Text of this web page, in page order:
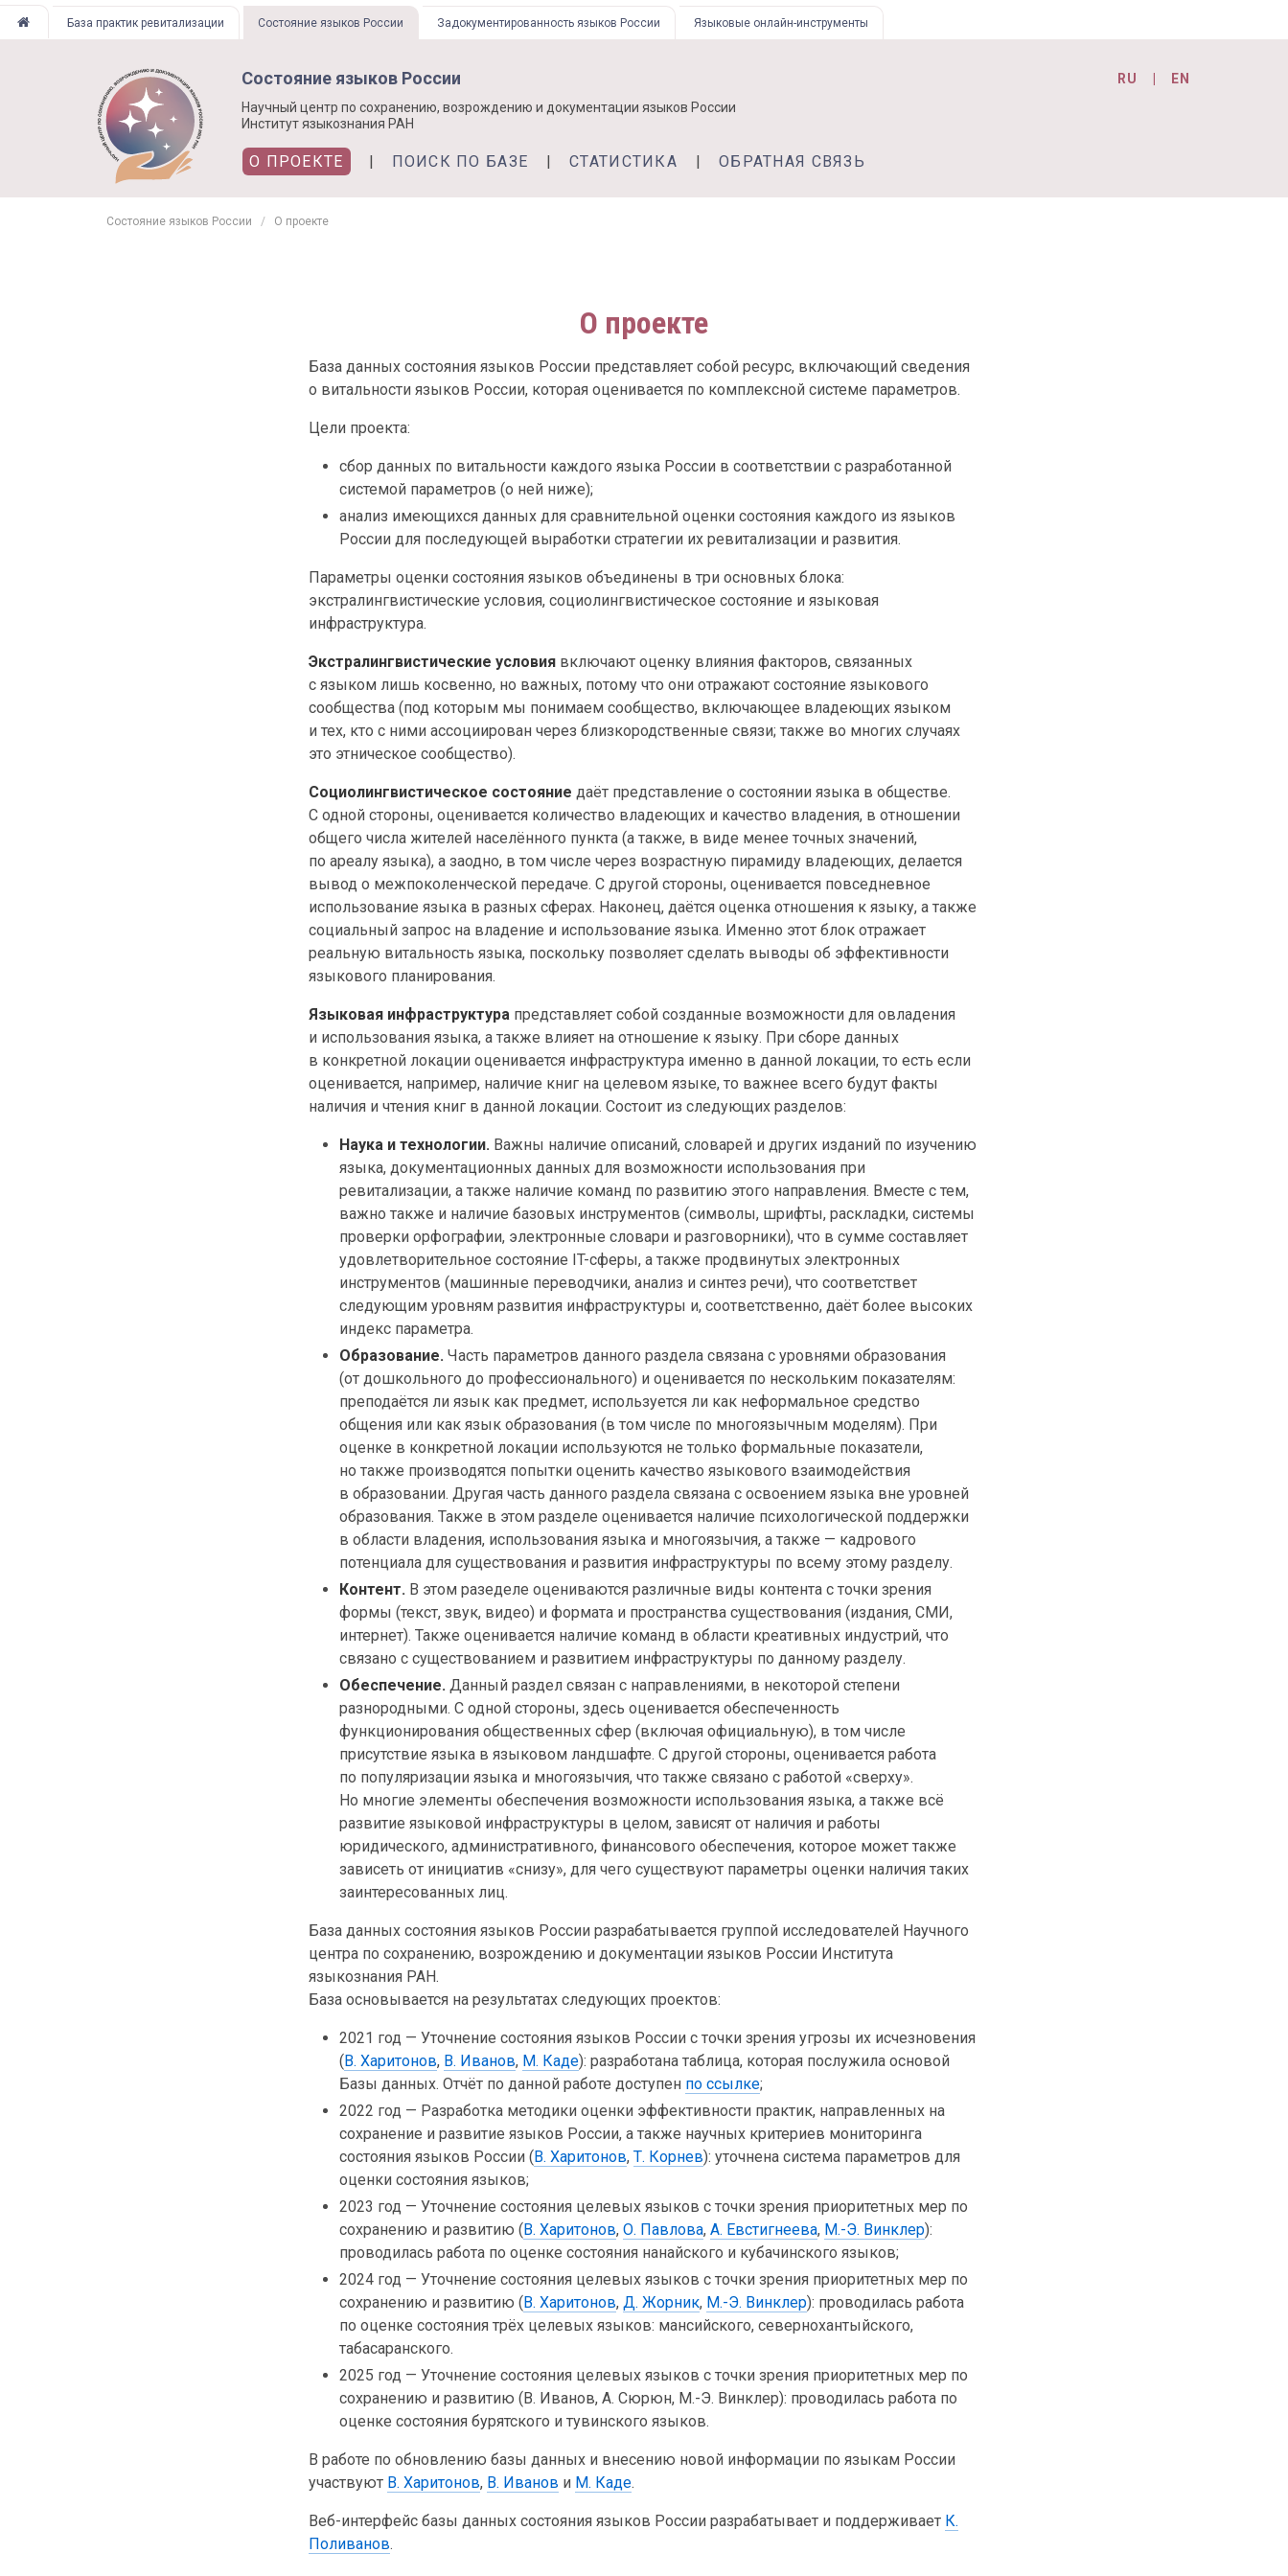
Перейти
База практик ревитализации Состояние языков России Задокументированность языков России Языковые онлайн-инструменты
Состояние языков России
Научный центр по сохранению, возрождению и документации языков России
Институт языкознания РАН
RU EN
О ПРОЕКТЕ ПОИСК ПО БАЗЕ СТАТИСТИКА ОБРАТНАЯ СВЯЗЬ
Состояние языков России О проекте
О проекте
База данных состояния языков России представляет собой ресурс, включающий сведения
о витальности языков России, которая оценивается по комплексной системе параметров.
Цели проекта:
сбор данных по витальности каждого языка России в соответствии с разработанной
системой параметров (о ней ниже);
анализ имеющихся данных для сравнительной оценки состояния каждого из языков
России для последующей выработки стратегии их ревитализации и развития.
Параметры оценки состояния языков объединены в три основных блока:
экстралингвистические условия, социолингвистическое состояние и языковая
инфраструктура.
Экстралингвистические условия включают оценку влияния факторов, связанных
с языком лишь косвенно, но важных, потому что они отражают состояние языкового
сообщества (под которым мы понимаем сообщество, включающее владеющих языком
и тех, кто с ними ассоциирован через близкородственные связи; также во многих случаях
это этническое сообщество).
Социолингвистическое состояние даёт представление о состоянии языка в обществе.
С одной стороны, оценивается количество владеющих и качество владения, в отношении
общего числа жителей населённого пункта (а также, в виде менее точных значений,
по ареалу языка), а заодно, в том числе через возрастную пирамиду владеющих, делается
вывод о межпоколенческой передаче. С другой стороны, оценивается повседневное
использование языка в разных сферах. Наконец, даётся оценка отношения к языку, а также
социальный запрос на владение и использование языка. Именно этот блок отражает
реальную витальность языка, поскольку позволяет сделать выводы об эффективности
языкового планирования.
Языковая инфраструктура представляет собой созданные возможности для овладения
и использования языка, а также влияет на отношение к языку. При сборе данных
в конкретной локации оценивается инфраструктура именно в данной локации, то есть если
оценивается, например, наличие книг на целевом языке, то важнее всего будут факты
наличия и чтения книг в данной локации. Состоит из следующих разделов:
Наука и технологии. Важны наличие описаний, словарей и других изданий по изучению
языка, документационных данных для возможности использования при
ревитализации, а также наличие команд по развитию этого направления. Вместе с тем,
важно также и наличие базовых инструментов (символы, шрифты, раскладки, системы
проверки орфографии, электронные словари и разговорники), что в сумме составляет
удовлетворительное состояние IT-сферы, а также продвинутых электронных
инструментов (машинные переводчики, анализ и синтез речи), что соответствет
следующим уровням развития инфраструктуры и, соответственно, даёт более высоких
индекс параметра.
Образование. Часть параметров данного раздела связана с уровнями образования
(от дошкольного до профессионального) и оценивается по нескольким показателям:
преподаётся ли язык как предмет, используется ли как неформальное средство
общения или как язык образования (в том числе по многоязычным моделям). При
оценке в конкретной локации используются не только формальные показатели,
но также производятся попытки оценить качество языкового взаимодействия
в образовании. Другая часть данного раздела связана с освоением языка вне уровней
образования. Также в этом разделе оценивается наличие психологической поддержки
в области владения, использования языка и многоязычия, а также — кадрового
потенциала для существования и развития инфраструктуры по всему этому разделу.
Контент. В этом разеделе оцениваются различные виды контента с точки зрения
формы (текст, звук, видео) и формата и пространства существования (издания, СМИ,
интернет). Также оценивается наличие команд в области креативных индустрий, что
связано с существованием и развитием инфраструктуры по данному разделу.
Обеспечение. Данный раздел связан с направлениями, в некоторой степени
разнородными. С одной стороны, здесь оценивается обеспеченность
функционирования общественных сфер (включая официальную), в том числе
присутствие языка в языковом ландшафте. С другой стороны, оценивается работа
по популяризации языка и многоязычия, что также связано с работой «сверху».
Но многие элементы обеспечения возможности использования языка, а также всё
развитие языковой инфраструктуры в целом, зависят от наличия и работы
юридического, административного, финансового обеспечения, которое может также
зависеть от инициатив «снизу», для чего существуют параметры оценки наличия таких
заинтересованных лиц.
База данных состояния языков России разрабатывается группой исследователей Научного
центра по сохранению, возрождению и документации языков России Института
языкознания РАН.
База основывается на результатах следующих проектов:
2021 год — Уточнение состояния языков России с точки зрения угрозы их исчезновения
( В. Харитонов, В. Иванов, М. Каде): разработана таблица, которая послужила основой
Базы данных. Отчёт по данной работе доступен по ссылке;
2022 год — Разработка методики оценки эффективности практик, направленных на
сохранение и развитие языков России, а также научных критериев мониторинга
состояния языков России ( В. Харитонов, Т. Корнев): уточнена система параметров для
оценки состояния языков;
2023 год — Уточнение состояния целевых языков с точки зрения приоритетных мер по
сохранению и развитию ( В. Харитонов, О. Павлова, А. Евстигнеева, М.-Э. Винклер):
проводилась работа по оценке состояния нанайского и кубачинского языков;
2024 год — Уточнение состояния целевых языков с точки зрения приоритетных мер по
сохранению и развитию ( В. Харитонов, Д. Жорник, М.-Э. Винклер): проводилась работа
по оценке состояния трёх целевых языков: мансийского, севернохантыйского,
табасаранского.
2025 год — Уточнение состояния целевых языков с точки зрения приоритетных мер по
сохранению и развитию (В. Иванов, А. Сюрюн, М.-Э. Винклер): проводилась работа по
оценке состояния бурятского и тувинского языков.
В работе по обновлению базы данных и внесению новой информации по языкам России
участвуют В. Харитонов, В. Иванов и М. Каде.
Веб-интерфейс базы данных состояния языков России разрабатывает и поддерживает К.
Поливанов.